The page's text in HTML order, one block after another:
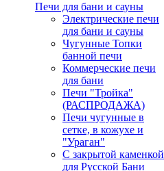
Печи для бани и сауны
Электрические печи
для бани и сауны
Чугунные Топки
банной печи
Коммерческие печи
для бани
Печи "Тройка"
(РАСПРОДАЖА)
Печи чугунные в
сетке, в кожухе и
"Ураган"
С закрытой каменкой
для Русской Бани